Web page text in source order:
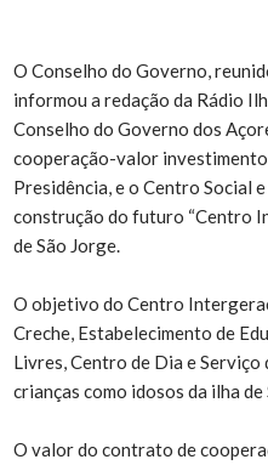
O Conselho do Governo,
informou a redação da Rádio
Conselho do Governo dos
cooperação-valor
Presidência, e o Centro Social
construção do futuro “Centro
de São Jorge.
O objetivo do Centro
Creche, Estabelecimento de
Livres, Centro de Dia e
crianças como idosos da ilha de
O valor do contrato de